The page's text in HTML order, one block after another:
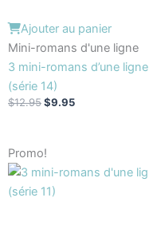
Ajouter au panier
Mini-romans d'une ligne
3 mini-romans d’une ligne
(série 14)
$12.95$9.95
Promo!Le
initial
était :
actuel